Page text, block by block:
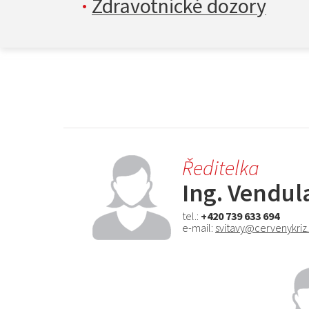
Zdravotnické dozory
Základní informace
Tiskové zprávy
Aktuality
Noviny Českého
Ředitelka
Ing.
tel.: +420 739 633 694
e-mail: